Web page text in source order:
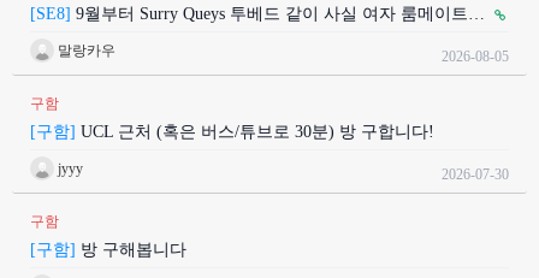
[SE8] 9월부터 Surry Queys 투베드 같이 사실 여자 룸메이트…
말랑카우 2026-08-05
구함
[구함] UCL 근처 (혹은 버스/튜브로 30분) 방 구합니다!
jyyy 2026-07-30
구함
[구함] 방 구해봅니다